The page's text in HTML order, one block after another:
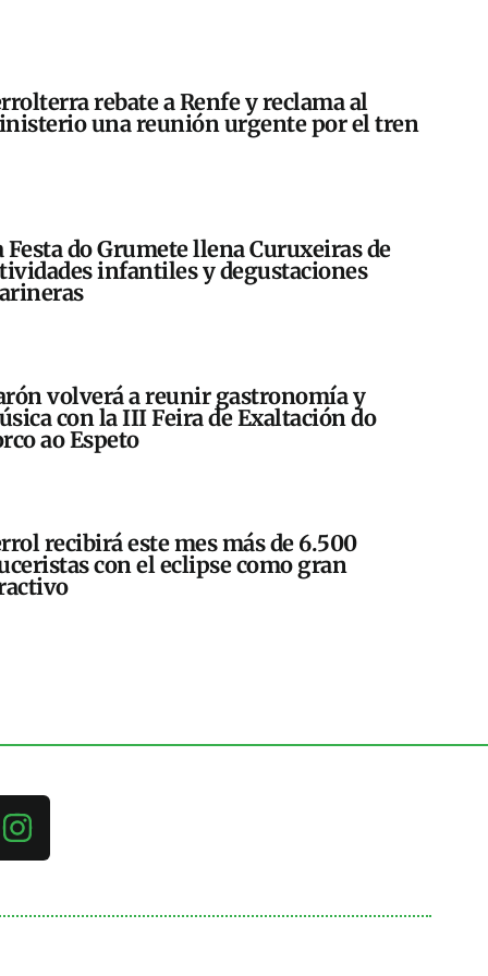
rebate a Renfe y reclama al
una reunión urgente por el tren
Festa do Grumete llena Curuxeiras de
infantiles y degustaciones
volverá a reunir gastronomía y
con la III Feira de Exaltación do
ao Espeto
recibirá este mes más de 6.500
con el eclipse como gran